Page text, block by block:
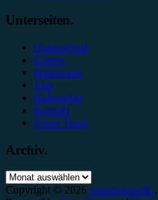
Unterseiten.
Datenschutz
Genres
Impressum
Jobs
Kategorien
Kontakt
Unser Team
Archiv.
Archiv.
Copyright © 2026 minutenmusik..